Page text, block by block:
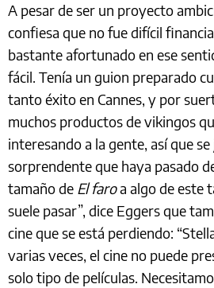
A pesar de ser un proyecto
confiesa que no fue difícil
bastante afortunado en ese
fácil. Tenía un guion preparado
tanto éxito en Cannes, y por
muchos productos de vikingos
interesando a la gente, así que
sorprendente que haya pasado
tamaño de El faroa algo de este
suele pasar”, dice Eggers que
cine que se está perdiendo:
varias veces, el cine no puede
solo tipo de películas.